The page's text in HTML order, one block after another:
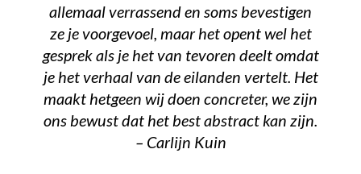
allemaal verrassend en soms bevestigen
ze je voorgevoel, maar het opent wel het
gesprek als je het van tevoren deelt omdat
je het verhaal van de eilanden vertelt. Het
maakt hetgeen wij doen concreter, we zijn
ons bewust dat het best abstract kan zijn.
– Carlijn Kuin